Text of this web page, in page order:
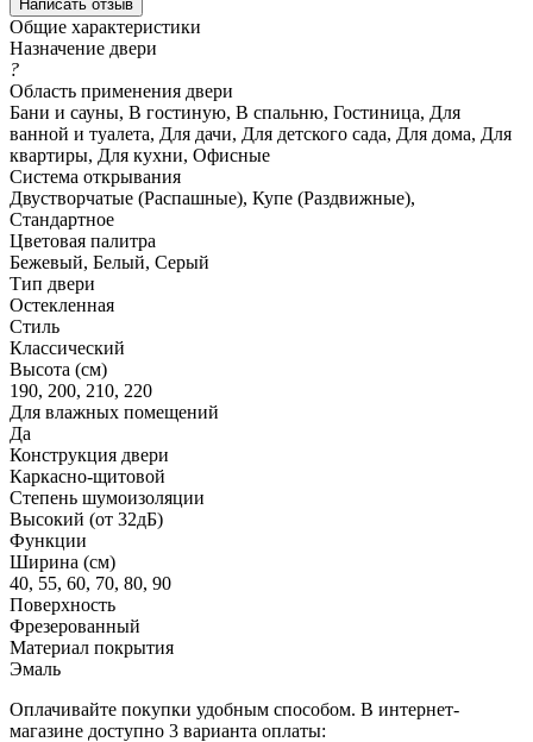
Написать отзыв
Общие характеристики
Назначение двери
?
Область применения двери
Бани и сауны, В гостиную, В спальню, Гостиница, Для
ванной и туалета, Для дачи, Для детского сада, Для дома, Для
квартиры, Для кухни, Офисные
Система открывания
Двустворчатые (Распашные), Купе (Раздвижные),
Стандартное
Цветовая палитра
Бежевый, Белый, Серый
Тип двери
Остекленная
Стиль
Классический
Высота (см)
190, 200, 210, 220
Для влажных помещений
Да
Конструкция двери
Каркасно-щитовой
Степень шумоизоляции
Высокий (от 32дБ)
Функции
Ширина (см)
40, 55, 60, 70, 80, 90
Поверхность
Фрезерованный
Материал покрытия
Эмаль
Оплачивайте покупки удобным способом. В интернет-
магазине доступно 3 варианта оплаты: